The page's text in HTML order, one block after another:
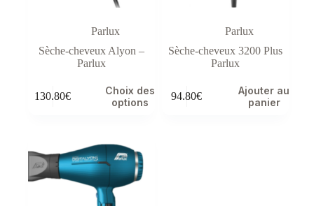
Parlux
Sèche-cheveux Alyon –
Parlux
130.80€
Choix des
options
produit
Les
options
peuvent
être
Parlux
Sèche-cheveux 3200 Plus
Parlux
94.80€
Ajouter au
panier